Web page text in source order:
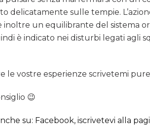
delicatamente sulle tempie.
inoltre un equilibrante del sistema
è indicato nei disturbi legati agli
le vostre esperienze scrivetemi
😉
su: Facebook, iscrivetevi alla